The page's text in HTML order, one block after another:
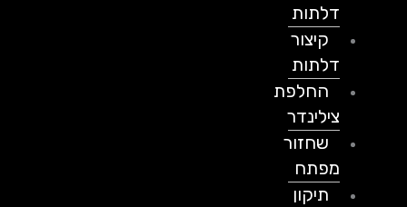
דלתות
קיצור
דלתות
החלפת
צילינדר
שחזור
מפתח
תיקון